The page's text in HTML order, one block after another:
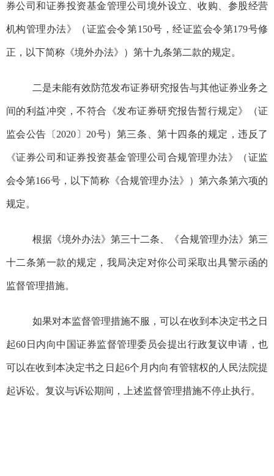
券公司和证券投资基金管理公司境外设立、收购、参股经营
机构管理办法》（证监会令第150号，经证监会令第179号修
正 ， 以下简称《境外办法》） 第十九条第二款的规定。
二是未能有效防范发布证券研究报告与其他证券业务之
间的利益冲突，不符合 《发布证券研究报告暂行规定》（证
监会公告〔2020〕20号）第三条、第十四条的规定，违反了
《证券公司和证券投资基金管理公司合规管理办法》（证监
会令第166号，以下简称《合规管理办法》）第六条第六项的
规定。
根据《境外办法》第三十二条、 《合规管理办法》 第三
十二条第一款的规定 ， 我局决定对你公司 采取出具警示函的
监督管理措施。
如果对本监督管理措施不服，可以在收到本决定书之日
起60日内向中国证券监督管理委员会提出行政复议申请，也
可以在收到本决定书之日起6个月内向有管辖权的人民法院提
起诉讼。复议与诉讼期间，上述监督管理措施不停止执行。